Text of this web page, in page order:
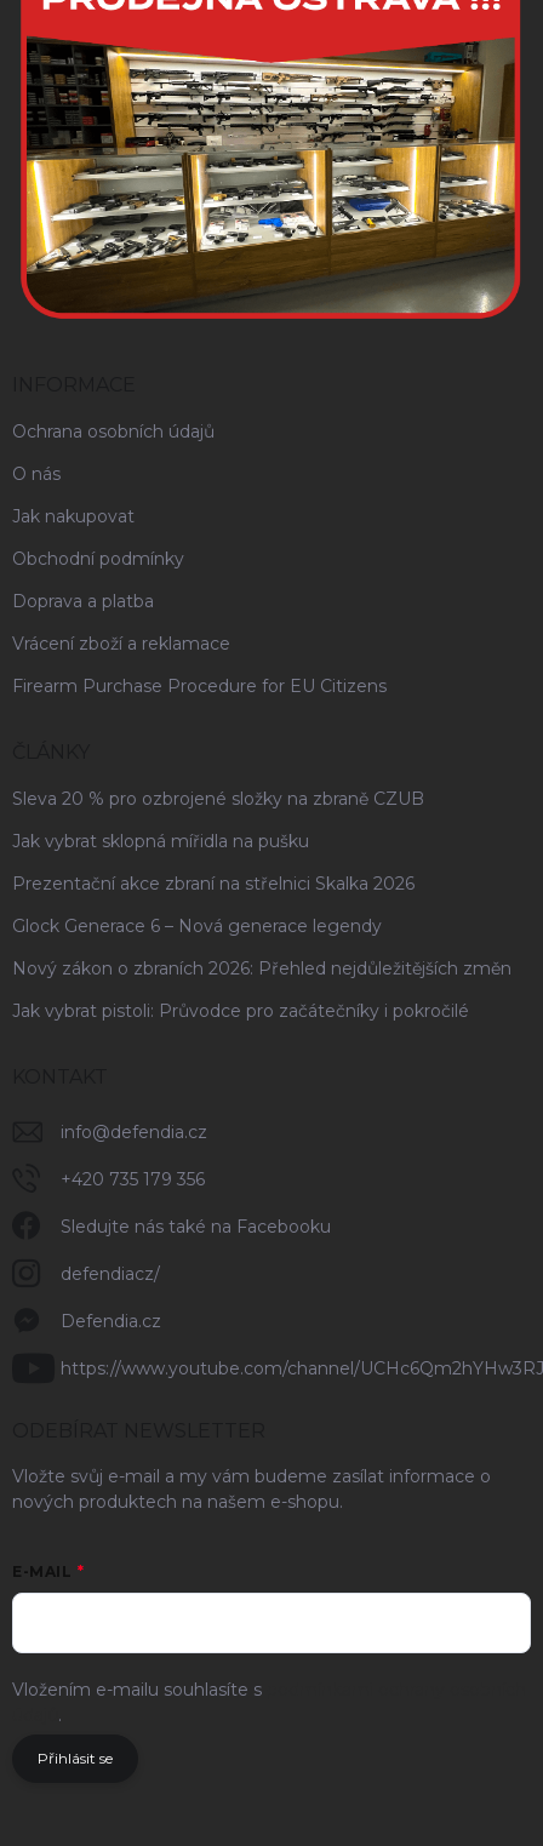
Ochrana osobních údajů
O nás
Jak nakupovat
Obchodní podmínky
Doprava a platba
Vrácení zboží a reklamace
Firearm Purchase Procedure for EU Citizens
Sleva 20 % pro ozbrojené složky na zbraně CZUB
Jak vybrat sklopná mířidla na pušku
Prezentační akce zbraní na střelnici Skalka 2026
Glock Generace 6 – Nová generace legendy
Nový zákon o zbraních 2026: Přehled nejdůležitějších změn
Jak vybrat pistoli: Průvodce pro začátečníky i pokročilé
info@defendia.cz
+420 735 179 356
Sledujte nás také na Facebooku
defendiacz/
Defendia.cz
https://www.youtube.com/channel/
Vložte svůj e-mail a my vám budeme zasílat informace o
nových produktech na našem e-shopu.
E-MAIL
Vložením e-mailu souhlasíte s
.
Přihlásit se